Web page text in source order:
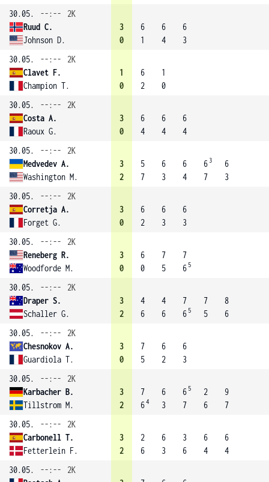
30.05.
--:--
2K
Ruud C.
Johnson D.
3
0
6
1
6
4
6
3
30.05.
--:--
2K
Clavet F.
Champion T.
1
0
6
2
1
0
30.05.
--:--
2K
Costa A.
Raoux G.
3
0
6
4
6
4
6
4
30.05.
--:--
2K
Medvedev A.
Washington M.
3
2
5
7
6
3
6
4
6 3
7
6
3
30.05.
--:--
2K
Corretja A.
Forget G.
3
0
6
2
6
3
6
3
30.05.
--:--
2K
Reneberg R.
Woodforde M.
3
0
6
0
7
5
7
6 5
30.05. --:--
2K
Draper S.
Schaller G.
3
2
4
6
4
6
7
6 5
7
5
8
6
30.05.
--:--
2K
Chesnokov A.
Guardiola T.
3
0
7
5
6
2
6
3
30.05.
--:--
2K
Karbacher B.
Tillstrom M.
3
2
7
64
6
3
6 5
7
2
6
9
7
30.05.
--:--
2K
Carbonell T.
Fetterlein F.
3
2
2
6
6
3
3
6
6
4
6
4
30.05.
--:--
2K